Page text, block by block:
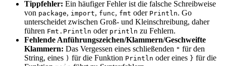
Tippfehler: Ein häufiger Fehler ist die falsche Schreibweise
von package, import, func, fmt oder Println. Go
unterscheidet zwischen Groß- und Kleinschreibung, daher
führen Fmt.Println oder println zu Fehlern.
Fehlende Anführungszeichen/Klammern/Geschweifte
Klammern: Das Vergessen eines schließenden " für den
String, eines ) für die Funktion Println oder eines } für die